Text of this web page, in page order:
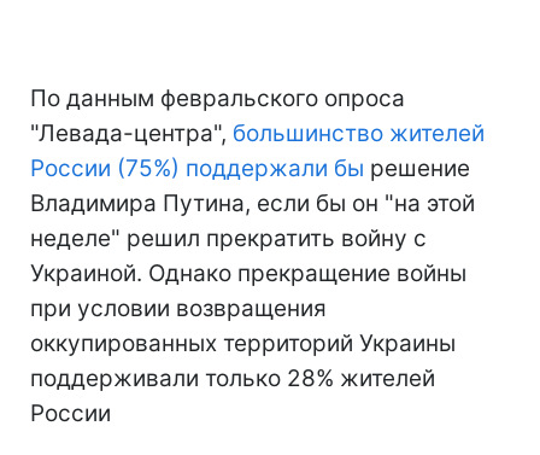
По данным февральского опроса
"Левада-центра", большинство жителей
России (75%) поддержали бы решение
Владимира Путина, если бы он "на этой
неделе" решил прекратить войну с
Украиной. Однако прекращение войны
при условии возвращения
оккупированных территорий Украины
поддерживали только 28% жителей
России